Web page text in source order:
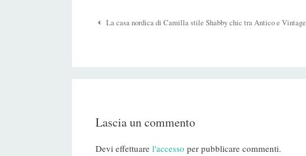
Navigazione
La casa nordica di Camilla stile Shabby chic tra Antico e Vintage
Lascia un commento
Devi effettuare l'accesso per pubblicare commenti.